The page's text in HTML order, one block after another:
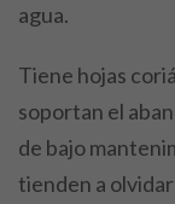
agua.
Tiene hojas
soportan el
de bajo
tienden a